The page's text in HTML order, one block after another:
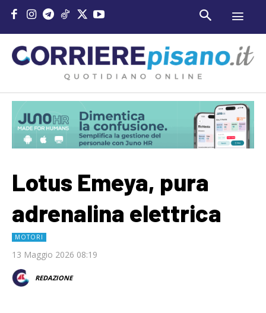
Lotus Emeya, pura
adrenalina elettrica
MOTORI
13 Maggio 2026 08:19
REDAZIONE